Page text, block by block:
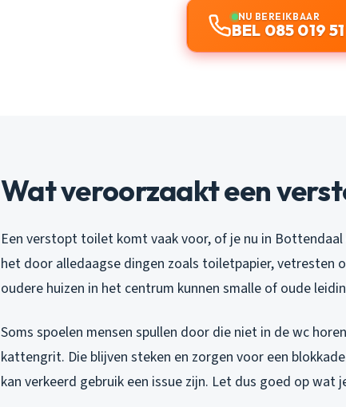
NU BEREIKBAAR
BEL 085 019
Wat veroorzaakt een
Een verstopt toilet komt vaak voor, of je nu in
het door alledaagse dingen zoals toiletpapier, vetresten
oudere huizen in het centrum kunnen smalle of oude
Soms spoelen mensen spullen door die niet in de wc
kattengrit. Die blijven steken en zorgen voor een
kan verkeerd gebruik een issue zijn. Let dus goed op wat